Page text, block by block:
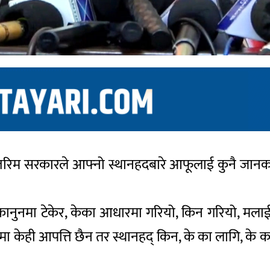
सरकारले आफ्नो स्थानहदबारे आफूलाई कुनै
कानुनमा टेकेर, केका आधारमा गरियो, किन गरियो,
केही आपत्ति छैन तर स्थानहद् किन, के का लागि,